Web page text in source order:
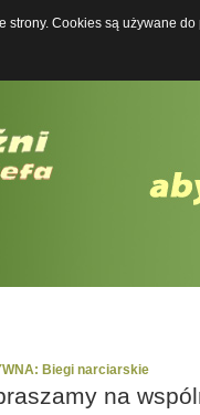
Boży
Biegi narciarskie
na
strony. Cookies są używane